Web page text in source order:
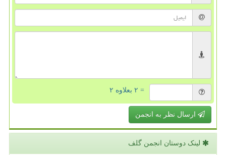
= ۲ بعلاوه ۲
ارسال نظر به انجمن
لینک دوستان انجمن گلف